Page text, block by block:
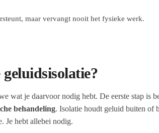
maar vervangt nooit het fysieke werk.
wat je daarvoor nodig hebt. De eerste stap is
behandeling. Isolatie houdt geluid buiten of
Je hebt allebei nodig.